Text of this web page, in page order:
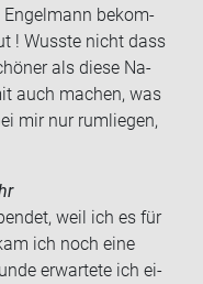
En­gel­mann be­kom­
! Wuss­te nicht dass
als diese Na­
auch ma­chen, was
mir nur rum­lie­gen,
weil ich es für
ich noch eine
er­war­te­te ich ei­